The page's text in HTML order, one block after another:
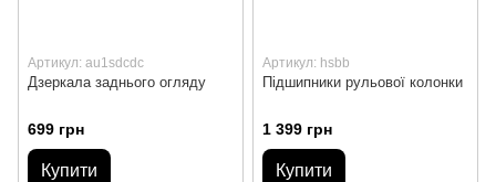
Артикул: au1sdcdc
Дзеркала заднього огляду
699 грн
Купити
Артикул: hsbb
Підшипники рульової колонки
1 399 грн
Купити